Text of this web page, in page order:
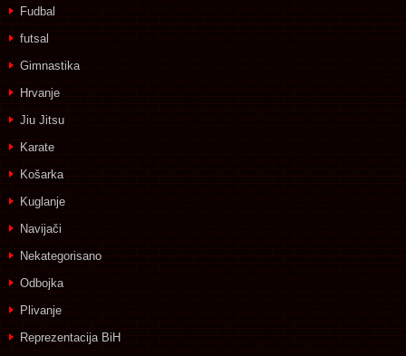
Fudbal
futsal
Gimnastika
Hrvanje
Jiu Jitsu
Karate
Košarka
Kuglanje
Navijači
Nekategorisano
Odbojka
Plivanje
Reprezentacija BiH